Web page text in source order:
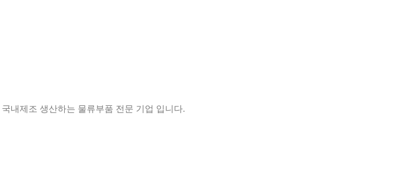
내제조 생산하는 물류부품 전문 기업 입니다.